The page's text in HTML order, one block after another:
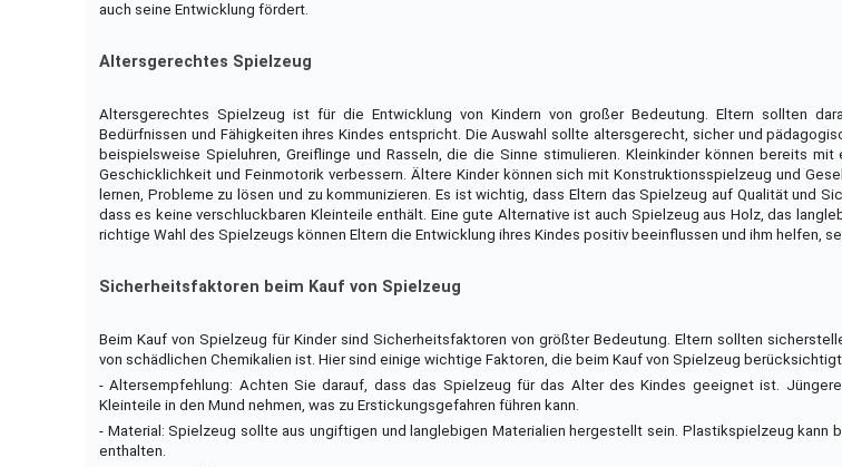
auch seine Entwicklung fördert.
Altersgerechtes Spielzeug
Altersgerechtes Spielzeug ist für die Entwicklung von Kindern von großer Bedeutung. Eltern sollten
Bedürfnissen und Fähigkeiten ihres Kindes entspricht. Die Auswahl sollte altersgerecht, sicher und
beispielsweise Spieluhren, Greiflinge und Rasseln, die die Sinne stimulieren. Kleinkinder können bereits
Geschicklichkeit und Feinmotorik verbessern. Ältere Kinder können sich mit Konstruktionsspielzeug und
lernen, Probleme zu lösen und zu kommunizieren. Es ist wichtig, dass Eltern das Spielzeug auf Qualität und
dass es keine verschluckbaren Kleinteile enthält. Eine gute Alternative ist auch Spielzeug aus Holz, das
richtige Wahl des Spielzeugs können Eltern die Entwicklung ihres Kindes positiv beeinflussen und ihm helfen,
Sicherheitsfaktoren beim Kauf von Spielzeug
Beim Kauf von Spielzeug für Kinder sind Sicherheitsfaktoren von größter Bedeutung. Eltern sollten
von schädlichen Chemikalien ist. Hier sind einige wichtige Faktoren, die beim Kauf von Spielzeug
- Altersempfehlung: Achten Sie darauf, dass das Spielzeug für das Alter des Kindes geeignet ist.
Kleinteile in den Mund nehmen, was zu Erstickungsgefahren führen kann.
- Material: Spielzeug sollte aus ungiftigen und langlebigen Materialien hergestellt sein. Plastikspielzeug kann
enthalten.